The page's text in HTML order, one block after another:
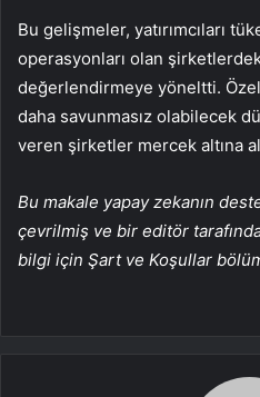
Bu gelişmeler, yatırımcıları
operasyonları olan
değerlendirmeye yöneltti.
daha savunmasız olabilecek
veren şirketler mercek altına
Bu makale yapay zekanın
çevrilmiş ve bir editör
bilgi için Şart ve Koşullar